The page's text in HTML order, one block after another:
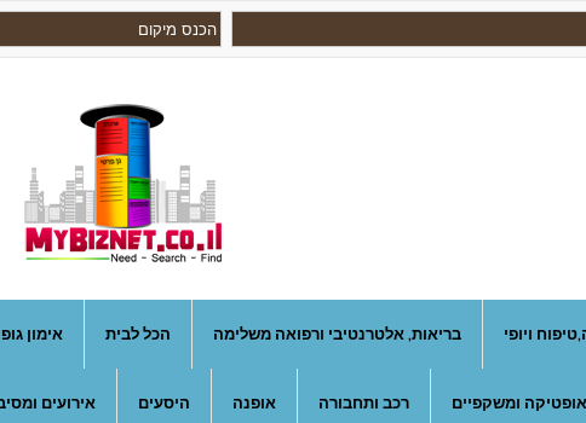
ויופי בריאות, אלטרנטיבי ורפואה משלימה הכל לבית אימון
אופטיקה ומשקפיים רכב ותחבורה אופנה היסעים אירועים